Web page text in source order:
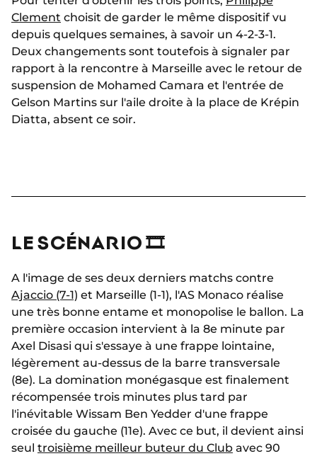
Clement choisit de garder le même dispositif vu
depuis quelques semaines, à savoir un 4-2-3-1.
Deux changements sont toutefois à signaler par
rapport à la rencontre à Marseille avec le retour de
suspension de Mohamed Camara et l'entrée de
Gelson Martins sur l'aile droite à la place de Krépin
Diatta, absent ce soir.
LE SCÉNARIO 🎞
A l'image de ses deux derniers matchs contre
Ajaccio (7-1) et Marseille (1-1), l'AS Monaco réalise
une très bonne entame et monopolise le ballon. La
première occasion intervient à la 8e minute par
Axel Disasi qui s'essaye à une frappe lointaine,
légèrement au-dessus de la barre transversale
(8e). La domination monégasque est finalement
récompensée trois minutes plus tard par
l'inévitable Wissam Ben Yedder d'une frappe
croisée du gauche (11e). Avec ce but, il devient ainsi
seul troisième meilleur buteur du Club avec 90